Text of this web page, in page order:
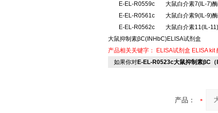
E-EL-R0559c
大鼠白介素7(IL-7)
E-EL-R0561c
大鼠白介素9(IL-9)
E-EL-R0562c
大鼠白介素11(IL-
大鼠抑制素βC(INHbC)ELISA试剂盒
产品相关关键字：
ELISA试剂盒 ELISA kit
如果你对E-EL-R0523c大鼠抑制素βC
产品：